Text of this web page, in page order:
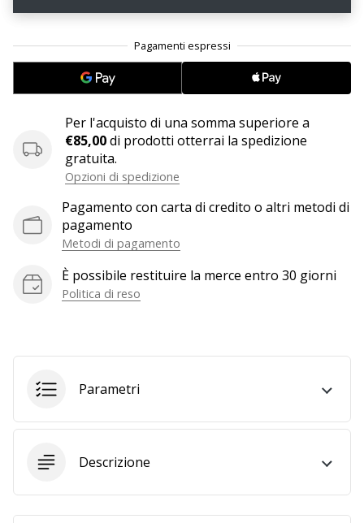
Anche
sei
un
noi?
Unisciti
Brand
Ambassador.
articoli
Per l'acquisto di una somma superiore a
€85,00di prodotti otterrai la spedizione
gratuita.
Opzioni di spedizione
Pagamento con carta di credito o altri metodi di
pagamento
Metodi di pagamento
È possibile restituire la merce entro 30 giorni
Politica di reso
Parametri
Descrizione